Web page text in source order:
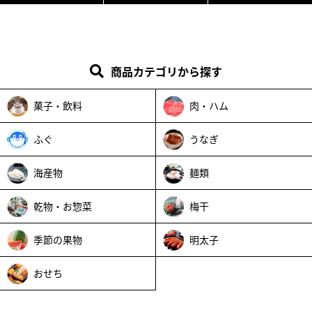
商品カテゴリから探す
菓子・飲料 肉・ハム
ふぐ うなぎ
海産物 麺類
乾物・お惣菜 梅干
季節の果物 明太子
おせち